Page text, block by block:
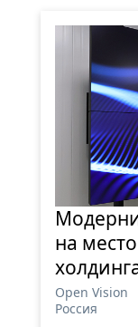
на
Open Vision
Россия